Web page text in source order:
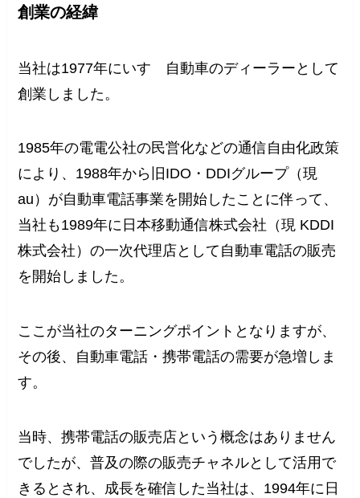
創業の経緯
当社は1977年にいすゞ自動車のディーラーとして
創業しました。
1985年の電電公社の民営化などの通信自由化政策
により、1988年から旧IDO・DDIグループ（現
au）が自動車電話事業を開始したことに伴って、
当社も1989年に日本移動通信株式会社（現 KDDI
株式会社）の一次代理店として自動車電話の販売
を開始しました。
ここが当社のターニングポイントとなりますが、
その後、自動車電話・携帯電話の需要が急増しま
す。
当時、携帯電話の販売店という概念はありません
でしたが、普及の際の販売チャネルとして活用で
きるとされ、成長を確信した当社は、1994年に日